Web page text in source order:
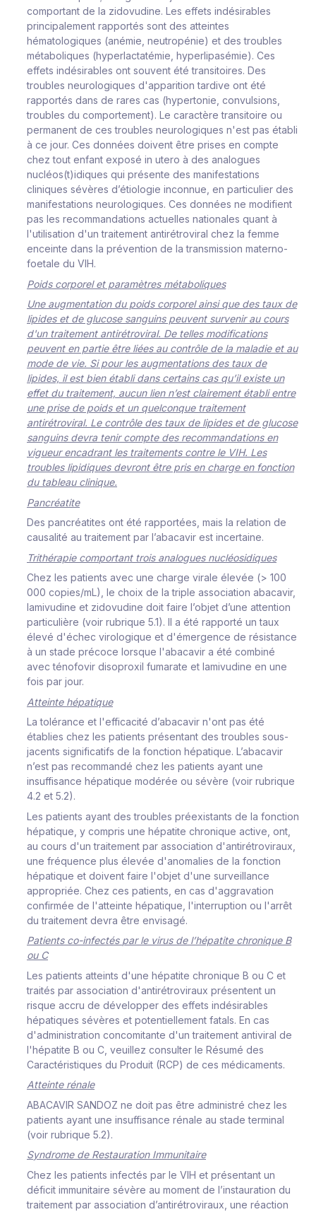
comportant de la zidovudine. Les effets indésirables
principalement rapportés sont des atteintes
hématologiques (anémie, neutropénie) et des troubles
métaboliques (hyperlactatémie, hyperlipasémie). Ces
effets indésirables ont souvent ététransitoires. Des
troubles neurologiques d'apparition tardive ont été
rapportés dans de rares cas (hypertonie, convulsions
troubles du comportement). Le caractère transitoire ou
permanent de ces troubles neurologiques n'est pas établi
à ce jour. Ces données doivent être prises en compte
chez tout enfant exposé in utero à des analogues
nucléos(t)idiques qui présente des manifestations
cliniques sévères d’étiologie inconnue, en particulier des
manifestations neurologiques. Ces données ne modifient
pas les recommandations actuelles nationales quant à
l'utilisation d'un traitement antirétroviral chez la femme
enceinte dans la prévention de la transmission materno-
foetale du VIH.
Poids corporel et paramètres métaboliques
Une augmentation du poids corporel ainsi que des taux de
lipides et de glucose sanguins peuvent survenir au cours
d'un traitement antirétroviral. De telles modifications
peuvent en partie être liées au contrôle de la maladie et au
mode de vie. Si pour les augmentations des taux de
lipides, il est bien établi dans certains cas qu’il existe un
effet du traitement, aucun lien n’est clairement établi entre
une prise de poids et un quelconque traitement
antirétroviral. Le contrôle des taux de lipides et de glucose
sanguins devra tenir compte des recommandations en
vigueur encadrant les traitements contre le VIH. Les
troubles lipidiques devront être pris en charge en fonction
du tableau clinique.
Pancréatite
Des pancréatites ont été rapportées mais la relation de
causalité au traitement par l’abacavir est incertaine.
Trithérapie comportant trois analogues nucléosidiques
Chez les patients avec une charge virale élevée (> 100
000 copies/mL) le choix de la triple association abacavir,
lamivudine et zidovudine doit faire l’objet d’une attention
particulière (voir rubrique 5.1). Il a été rapporté un taux
élevé d'échec virologique et d'émergence de résistance
à un stade précoce lorsque l'abacavir a été combiné
avec ténofovir disoproxil fumarate et lamivudine en une
fois par jour.
Atteinte hépatique
La tolérance et l'efficacité d’abacavir n'ont pas été
établies chez les patients présentant des troubles sous-
jacents significatifs de la fonction hépatique. L’abacavir
n’est pas recommandé chez les patients ayant une
insuffisance hépatique modérée ou sévère (voir rubrique
4.2 et 5.2).
Les patients ayant des troubles préexistants de la fonction
hépatique, y compris une hépatite chronique active, ont,
au cours d'un traitement par association d'antirétroviraux
une fréquence plus élevée d'anomalies de la fonction
hépatique et doivent faire l'objet d'une surveillance
appropriée. Chez ces patients en cas d'aggravation
confirmée de l'atteinte hépatique, l'interruption ou l'arrêt
du traitement devra être envisagé.
Patients co-infectés parle virus de l’hépatite chronique B
ou C
Les patients atteints d'une hépatite chronique B ou C et
traités par association d'antirétroviraux présentent un
risque accru de développer des effets indésirables
hépatiques sévères et potentiellement fatals. En cas
d'administration concomitante d'un traitement antiviral de
l'hépatite B ou C, veuillez consulter le Résumé des
Caractéristiques du Produit (RCP) de ces médicaments.
Atteinte rénale
ABACAVIR SANDOZ ne doit pas être administré chez les
patients ayant une insuffisance rénale au stade terminal
(voir rubrique 5.2).
Syndrome de Restauration Immunitaire
Chez les patients infectés par le VIH et présentant un
déficit immunitaire sévère au moment de l’instauration du
traitement par association d’antirétroviraux une réaction